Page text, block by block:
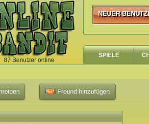
87 Benutzer online
NEUER
NEUER
SPIELE
Freund hinzufügen